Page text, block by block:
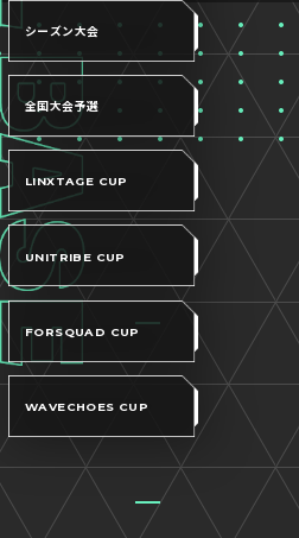
シーズン大会
全国大会予選
LINXTAGE CUP
UNITRIBE CUP
FORSQUAD CUP
WAVECHOES CUP